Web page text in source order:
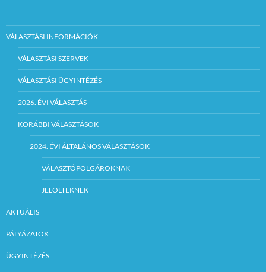
VÁLASZTÁSI INFORMÁCIÓK
VÁLASZTÁSI SZERVEK
VÁLASZTÁSI ÜGYINTÉZÉS
2026. ÉVI VÁLASZTÁS
KORÁBBI VÁLASZTÁSOK
2024. ÉVI ÁLTALÁNOS VÁLASZTÁSOK
VÁLASZTÓPOLGÁROKNAK
JELÖLTEKNEK
AKTUÁLIS
PÁLYÁZATOK
ÜGYINTÉZÉS